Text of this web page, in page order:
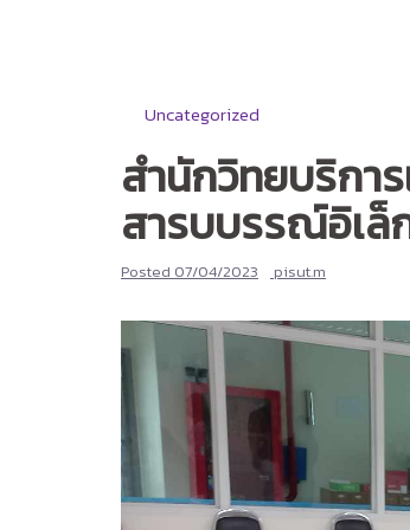
Uncategorized
สำนักวิทยบริกา
สารบบรรณ์อิเล็
Posted 07/04/2023 pisut.m